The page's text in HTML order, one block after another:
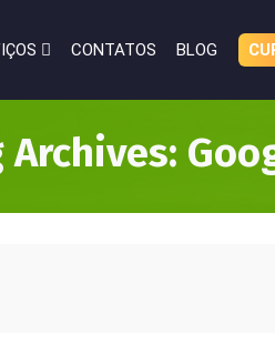
CONTATOS BLOG
Archives: